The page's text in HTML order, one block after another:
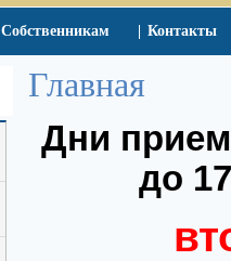
Собственникам Контакты
Главная
Дни
до